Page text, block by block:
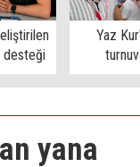
desteği
Yaz
yana